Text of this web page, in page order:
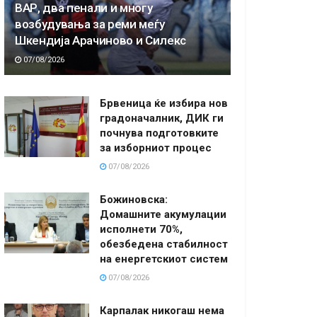
ВАР, два пенали и многу
возбудувања за реми меѓу
Шкендија Арачиново и Силекс
07/08/2026
Брвеница ќе избира нов
градоначалник, ДИК ги
почнува подготовките
за изборниот процес
07/08/2026
Божиновска:
Домашните акумулации
исполнети 70%,
обезбедена стабилност
на енергетскиот систем
07/08/2026
Карпалак никогаш нема